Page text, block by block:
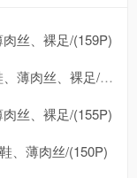
丝、裸足/(159P)
物恋传媒 No.2524 嘟嘟 - 高跟鞋、帆布鞋、薄肉丝、裸足/(160P)
丝、裸足/(155P)
、薄肉丝/(150P)